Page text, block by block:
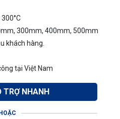
300°C
300mm, 400mm, 500mm
khách hàng.
tại Việt Nam
TRỢ NHANH